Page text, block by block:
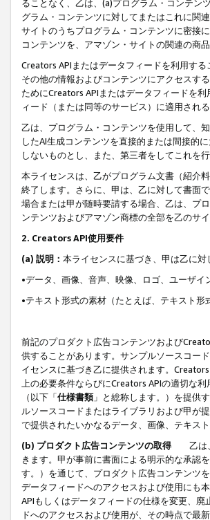
ることなく、乙は、(a)プログラム・コンテン
グラム・コンテンツに対してまたはこれに関
サイトのうちプログラム・コンテンツに密接
コンテンツを、アマゾン・サイトの関連の商
Creators APIまたはデータフィードを利用す
その他の情報およびコンテンツにアクセスす
ためにCreators APIまたはデータフィードを
ィード（または同等のサービス）に適用され
乙は、プログラム・コンテンツを使用して、
したAI生成コンテンツを直接的または間接的
しないものとし、また、第三者をしてこれを
本ライセンスは、乙がプログラム文書（紹介
終了します。さらに、甲は、乙に対して書面
場合または甲が随時要請する場合、乙は、プ
ンテンツおよびアマゾン商標の全部を乙のサ
2. Creators API使用要件
(a) 説明： 本ライセンスに基づき、甲は乙に
•データ、画像、音声、映像、ロゴ、ユーザ
•テキスト形式の素材（たとえば、テキスト形
前記のプロダクト広告コンテンツおよび
供することがあります。サンプルソースコー
イセンスに基づき乙に提供されます。
上の必要条件ならびにCreators APIの適切な
（以下「仕様書類」と総称します。）を提供
ルソースコードまたはライブラリおよび甲が
で提供されたいかなるデータ、画像、テキス
(b) プロダクト広告コンテンツの取得
乙は
きます。甲が事前に書面による明示的な承認
す。）を通じて、プロダクト広告コンテンツ
データフィードへのアクセスおよび使用にも
APIもしくはデータフィードの仕様を変更、
ドへのアクセスおよび使用が、その時点で最